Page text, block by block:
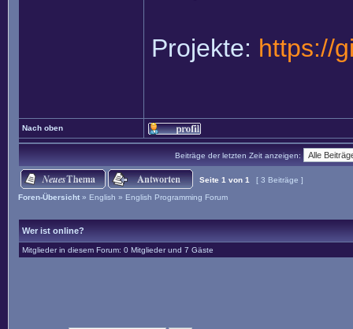
Projekte: https://
Nach oben
Beiträge der letzten Zeit anzeigen:
Seite 1 von 1
[ 3 Beiträge ]
Foren-Übersicht » English » English Programming Forum
Wer ist online?
Mitglieder in diesem Forum: 0 Mitglieder und 7 Gäste